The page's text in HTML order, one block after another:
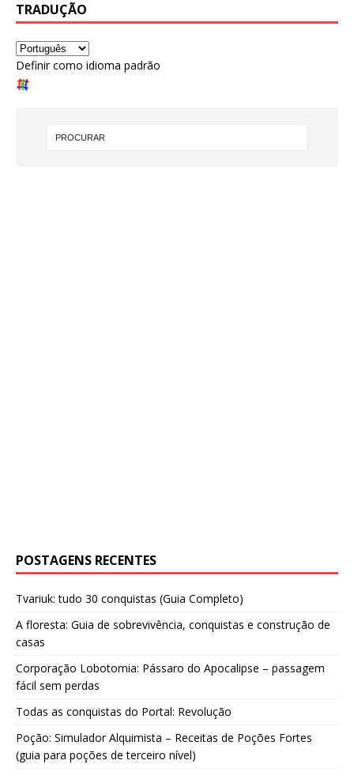
TRADUÇÃO
Definir como idioma padrão
POSTAGENS RECENTES
Tvariuk: tudo 30 conquistas (Guia Completo)
A floresta: Guia de sobrevivência, conquistas e construção de
casas
Corporação Lobotomia: Pássaro do Apocalipse – passagem
fácil sem perdas
Todas as conquistas do Portal: Revolução
Poção: Simulador Alquimista – Receitas de Poções Fortes
(guia para poções de terceiro nível)